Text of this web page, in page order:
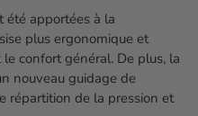
été apportées à la
plus ergonomique et
confort général. De plus, la
nouveau guidage de
répartition de la pression et